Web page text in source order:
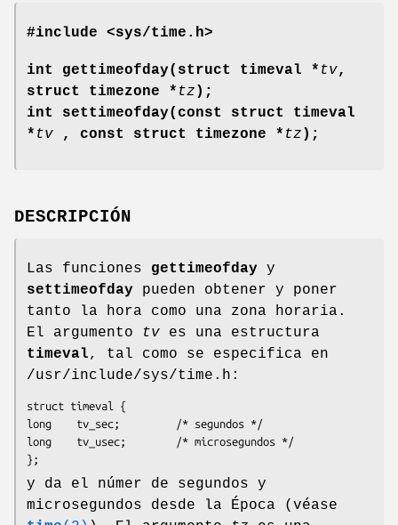
#include <sys/time.h>
int gettimeofday(struct timeval * tv,
struct timezone * tz );
int settimeofday(const struct timeval
* tv , const struct timezone * tz );
DESCRIPCIÓN
Las funciones gettimeofday y
settimeofday pueden obtener y poner
tanto la hora como una zona horaria.
El argumento
tv es una estructura
timeval, tal como se especifica en
/usr/include/sys/time.h:
struct timeval {
long    tv_sec;         /* segundos */
long    tv_usec;        /* microsegundos */
};
y da el númer de segundos y
microsegundos desde la Época (véase